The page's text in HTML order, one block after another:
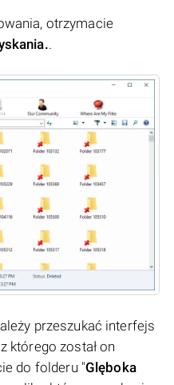
otrzymacie
.
przeszukać interfejs
którego został on
do folderu "Glęboka